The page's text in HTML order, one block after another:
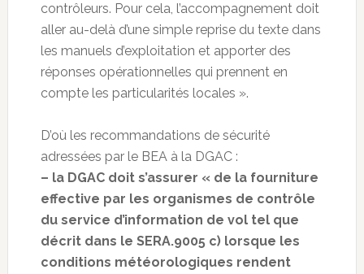
contrôleurs. Pour cela, l’accompagnement doit
aller au-delà d’une simple reprise du texte dans
les manuels d’exploitation et apporter des
réponses opérationnelles qui prennent en
compte les particularités locales ».
D’où les recommandations de sécurité
adressées par le BEA à la DGAC :
– la DGAC doit s’assurer « de la fourniture
effective par les organismes de contrôle
du service d’information de vol tel que
décrit dans le SERA.9005 c) lorsque les
conditions météorologiques rendent